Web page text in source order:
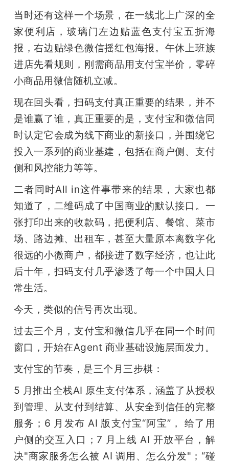
当时还有这样一个场景，在一线北上广深的全
家便利店，玻璃门左边贴蓝色支付宝五折海
报，右边贴绿色微信摇红包海报。午休上班族
进店先看规则，刚需商品用支付宝半价，零碎
小商品用微信随机立减。
现在回头看，扫码支付真正重要的结果，并不
是谁赢了谁，真正重要的是，支付宝和微信同
时认定它会成为线下商业的新接口，并围绕它
投入一系列的商业基建，包括在商户侧、支付
侧和风控能力等等。
二者同时All in这件事带来的结果，大家也都
知道了，二维码成了中国商业的默认接口。一
张打印出来的收款码，把便利店、餐馆、菜市
场、路边摊、出租车，甚至大量原本离数字化
很远的小微商户，都接进了数字经济，也让此
后十年，扫码支付几乎渗透了每一个中国人日
常生活。
今天，类似的信号再次出现。
过去三个月，支付宝和微信几乎在同一个时间
窗口，开始在Agent 商业基础设施层面发力。
支付宝的节奏，是三个月三步棋：
5 月推出全栈AI 原生支付体系，涵盖了从授权
到管理、从支付到结算、从安全到信任的完整
服务；6 月发布 AI 版支付宝“阿宝”， 给了用
户侧的交互入口；7 月上线 AI 开放平台，解
决"商家服务怎么被 AI 调用、怎么分发"；“碰